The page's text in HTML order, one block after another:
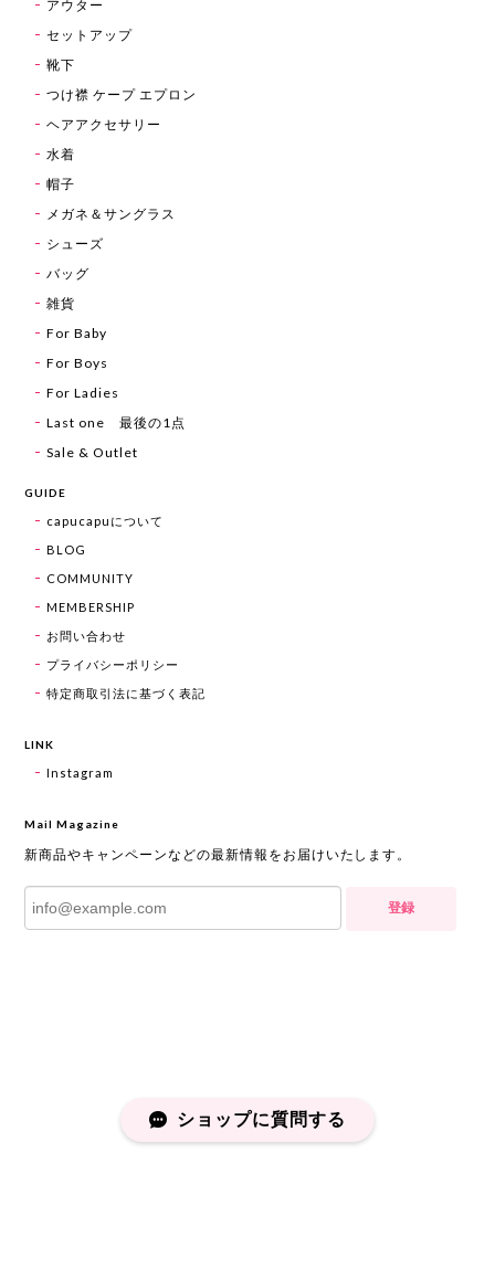
アウター
セットアップ
靴下
つけ襟 ケープ エプロン
ヘアアクセサリー
水着
帽子
メガネ＆サングラス
シューズ
バッグ
雑貨
For Baby
For Boys
For Ladies
Last one 最後の1点
Sale & Outlet
GUIDE
capucapuについて
BLOG
COMMUNITY
MEMBERSHIP
お問い合わせ
プライバシーポリシー
特定商取引法に基づく表記
LINK
Instagram
Mail Magazine
新商品やキャンペーンなどの最新情報をお届けいたします。
登録
ショップに質問する